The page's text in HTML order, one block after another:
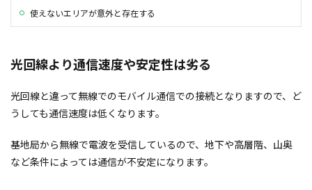
使えないエリアが意外と存在する
光回線より通信速度や安定性は劣る
光回線と違って無線でのモバイル通信での接続となりますので、ど
うしても通信速度は低くなります。
基地局から無線で電波を受信しているので、地下や高層階、山奥
など条件によっては通信が不安定になります。